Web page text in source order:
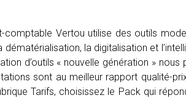
comptable Vertou utilise des outils
dématérialisation, la digitalisation et
d’outils « nouvelle génération »
sont au meilleur rapport qualité-
Tarifs, choisissez le Pack qui